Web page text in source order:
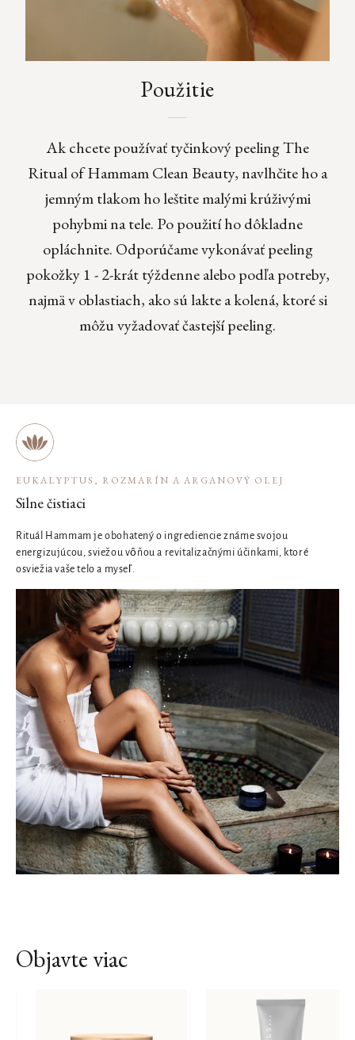
Použitie
Ak chcete používať tyčinkový peeling The
Ritual of Hammam Clean Beauty, navlhčite ho a
jemným tlakom ho leštite malými krúživými
pohybmi na tele. Po použití ho dôkladne
opláchnite. Odporúčame vykonávať peeling
pokožky 1 - 2-krát týždenne alebo podľa potreby,
najmä v oblastiach, ako sú lakte a kolená, ktoré si
môžu vyžadovať častejší peeling.
EUKALYPTUS, ROZMARÍN A ARGANOVÝ OLEJ
Silne čistiaci
Rituál Hammam je obohatený o ingrediencie známe svojou
energizujúcou, sviežou vôňou a revitalizačnými účinkami, ktoré
osviežia vaše telo a myseľ.
Objavte viac